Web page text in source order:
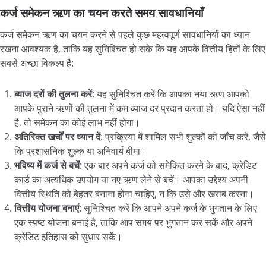
कर्जसमेकनऋणकाचयनकरतेसमयसावधानियाँ
कर्ज समेकन ऋण का चयन करने से पहले कुछ महत्वपूर्ण सावधानियों का ध्यान
रखना आवश्यक है, ताकि यह सुनिश्चित हो सके कि यह आपके वित्तीय हितों के लिए
सबसे अच्छा विकल्प है:
ब्याजदरोंकीतुलनाकरें: यह सुनिश्चित करें कि आपका नया ऋण आपको
आपके पुराने ऋणों की तुलना में कम ब्याज दर प्रदान करता हो। यदि ऐसा नहीं
है, तो समेकन का कोई लाभ नहीं होगा।
अतिरिक्तखर्चोंपरध्यानदें: प्रक्रिया में शामिल सभी शुल्कों की जाँच करें, जैसे
कि प्रशासनिक शुल्क या अनिवार्य बीमा।
भविष्यमेंकर्जसेबचें: एक बार अपने कर्ज को समेकित करने के बाद, क्रेडिट
कार्ड का अत्यधिक उपयोग या नए ऋण लेने से बचें। आपका उद्देश्य अपनी
वित्तीय स्थिति को बेहतर बनाना होना चाहिए, न कि उसे और खराब करना।
वित्तीययोजनाबनाएं: सुनिश्चित करें कि आपने अपने कर्ज के भुगतान के लिए
एक स्पष्ट योजना बनाई है, ताकि आप समय पर भुगतान कर सकें और अपने
क्रेडिट इतिहास को सुधार सकें।